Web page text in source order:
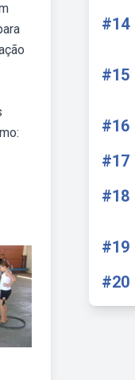
#14
#15
#16
#17
#18
#19
#20